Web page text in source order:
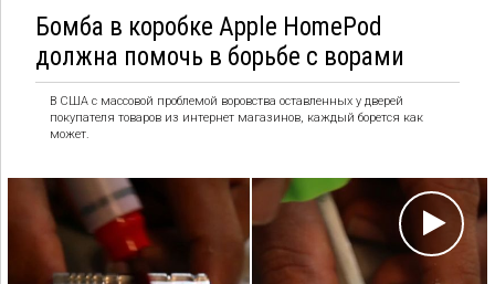
Бомба в коробке Apple HomePod
должна помочь в борьбе с ворами
В США с массовой проблемой воровства оставленных у дверей
покупателя товаров из интернет магазинов, каждый борется как
может.